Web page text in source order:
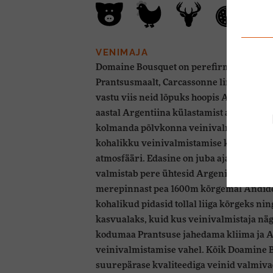
VENIMAJA
Domaine Bousquet on perefirma, mis sai
Prantsusmaalt, Carcassonne linnast,
vastu viis neid lõpuks hoopis
aastal Argentiina külastamist armus
kolmanda põlvkonna veinivalmistaja,
kohalikku veinivalmistamise kultuuri,
atmosfääri. Edasine on juba ajalugu.
valmistab pere ühtesid Argeniina
merepinnast pea 1600m kõrgemal
kohalikud pidasid tollal liiga kõrgeks
kasvualaks, kuid kus veinivalmistaja
kodumaa Prantsuse jahedama kliima ja
veinivalmistamise vahel. Kõik Doamine
suurepärase kvaliteediga veinid